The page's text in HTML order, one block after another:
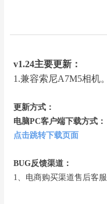
v1.24主要更新：
1.兼容索尼A7M5相机。
更新方式：
电脑PC客户端下载方式：
点击跳转下载页面
BUG反馈渠道：
1、电商购买渠道售后客服